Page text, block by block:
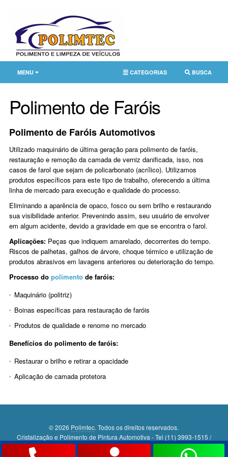
CATEGORIAS BUSCA
MENU
Polimento de Faróis
Polimento de Faróis Automotivos
Utilizado maquinário de última geração para polimento de faróis,
restauração e remoção da camada de verniz danificada, isso, nos
casos de farol que sejam de policarbonato (acrílico). Utilizamos
produtos específicos para este tipo de trabalho, oferecendo a última
linha de mercado para execução e qualidade do processo.
Eliminando a aparência de opaco, fosco ou sem brilho e restaurando
sua visibilidade anterior. Prevenindo assim, seu usuário de envolver
em algum acidente, devido a gravidade em que se encontra o farol.
Aplicações:Peças que indiquem amarelado, decorrentes do tempo.
Riscos de palhetas, galhos de árvore, choque térmico e utilização de
produtos abrasivos em lavagens anteriores ou deterioração do tempo.
Processo do polimentode faróis:
Maquinário (politriz)
Boinas específicas para restauração de faróis
Produtos de qualidade e renome no mercado
Benefícios do polimento de faróis:
Restaurar o brilho e retirar a opacidade
Aplicação de camada protetora
© 2026 Polimtec. Todos os direitos reservados.
Cristalização e Polimento de Pintura Automotiva - Tel (11) 3993-1515 /
WhatsApp: (11) 96118-5526